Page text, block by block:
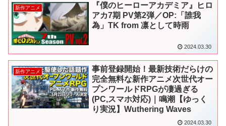
新作アニメ
『僕のヒーローアカデミア』ヒロ
アカ7期 PV第2弾／OP:「誰我
為」TK from 凛として時雨
2024.03.30
新作アニメ
事前登録開始！最新技術だらけの
完全無料な新作アニメ次世代オー
プンワールドRPGが凄過ぎる
(PC,スマホ対応)｜鳴潮【ゆっく
り実況】Wuthering Waves
2024.03.30